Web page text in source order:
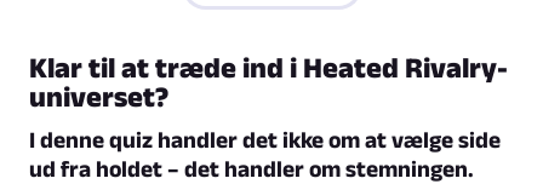
Klar til at træde ind i Heated Rivalry-
universet?
I denne quiz handler det ikke om at vælge side
ud fra holdet – det handler om stemningen.